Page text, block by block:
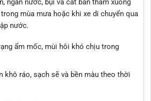
ngăn nước, bụi và cát bẩn thấm xuống
mùa mưa hoặc khi xe di chuyển qua
nước.
ẩm mốc, mùi hôi khó chịu trong
khô ráo, sạch sẽ và bền màu theo thời